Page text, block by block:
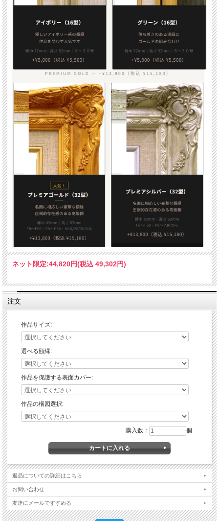
ネット限定:44,820円(税込 49,302円)
注文
作品サイズ:
選べる額縁:
作品を保護する表面カバー:
作品の構図選択:
購入数： 個
返品についての詳細はこちら
お問い合わせ
友達にメールですすめる